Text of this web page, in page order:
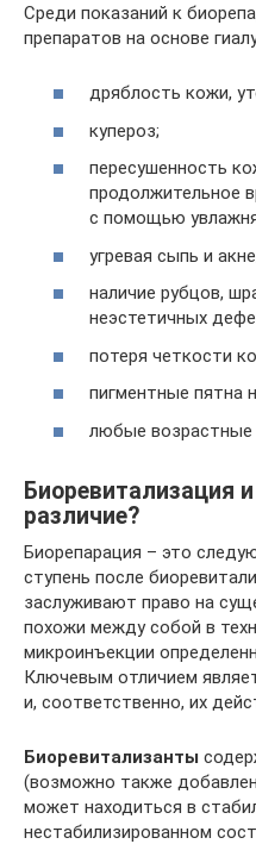
Среди показаний к
препаратов на основе
дряблость кожи,
купероз;
пересушенность
продолжительное
с помощью
угревая сыпь и
наличие рубцов,
неэстетичных
потеря четкости
пигментные пятна
любые возрастные
Биоревитализация
различие?
Биорепарация – это
ступень после
заслуживают право на
похожи между собой в
микроинъекции
Ключевым отличием
и, соответственно, их
Биоревитализанты
(возможно также
может находиться в
нестабилизированном